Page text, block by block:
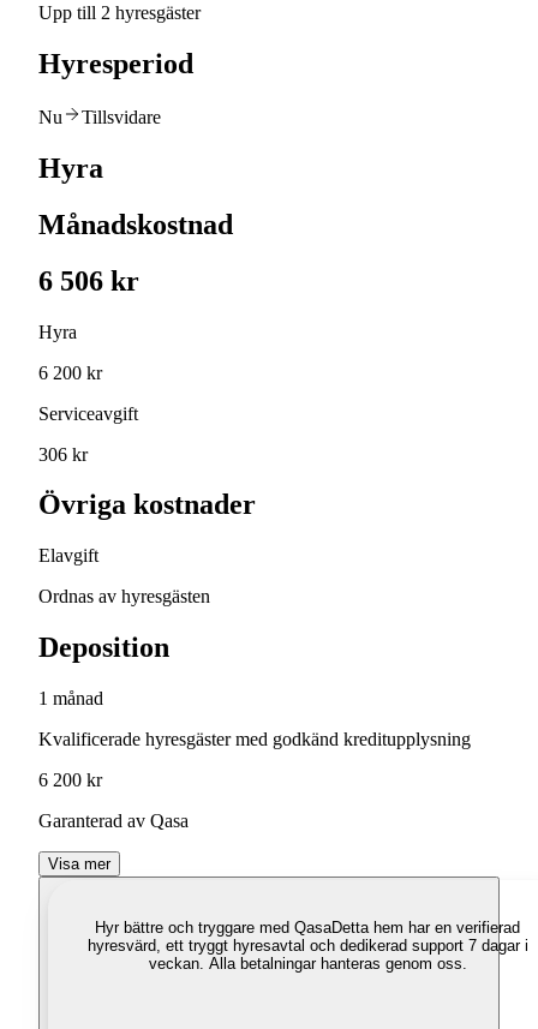
Upp till 2 hyresgäster
Hyresperiod
Nu Tillsvidare
Hyra
Månadskostnad
6 506 kr
Hyra
6 200 kr
Serviceavgift
306 kr
Övriga kostnader
Elavgift
Ordnas av hyresgästen
Deposition
1 månad
Kvalificerade hyresgäster med godkänd kreditupplysning
6 200 kr
Garanterad av Qasa
Visa mer
Hyr bättre och tryggare med QasaDetta hem har en verifierad
hyresvärd, ett tryggt hyresavtal och dedikerad support 7 dagar i
veckan. Alla betalningar hanteras genom oss.